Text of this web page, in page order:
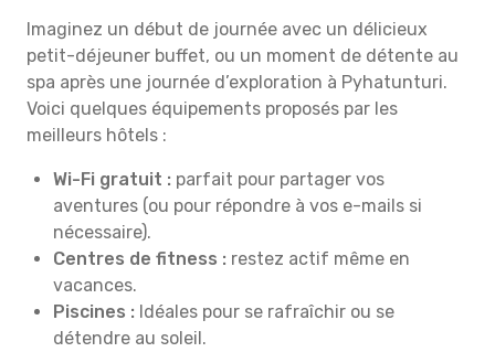
Imaginez un début de journée avec un délicieux
petit-déjeuner buffet, ou un moment de détente au
spa après une journée d’exploration à Pyhatunturi.
Voici quelques équipements proposés par les
meilleurs hôtels :
Wi-Fi gratuit : parfait pour partager vos
aventures (ou pour répondre à vos e-mails si
nécessaire).
Centres de fitness : restez actif même en
vacances.
Piscines : Idéales pour se rafraîchir ou se
détendre au soleil.